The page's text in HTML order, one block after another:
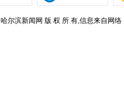
哈尔滨新闻网 版 权 所 有,信息来自网